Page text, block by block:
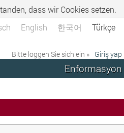
dass wir Cookies setzen.
English 한국어 Türkçe
Bitte loggen Sie sich ein » Giriş yap
Enformasyon